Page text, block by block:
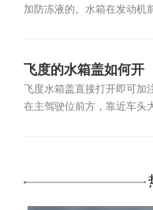
加防冻液的。水箱在发动机
飞度的水箱盖如何开
飞度水箱盖直接打开即可加
在主驾驶位前方，靠近车头